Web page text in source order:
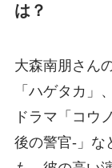
は？
大森南朋さん
「ハゲタカ」
ドラマ「コウ
後の警官-」な